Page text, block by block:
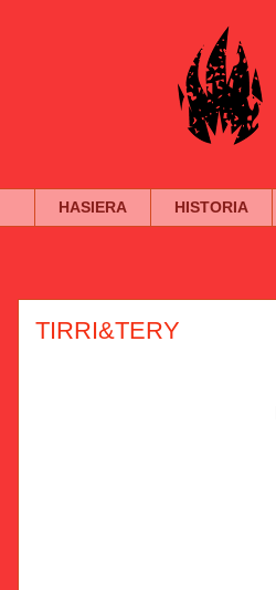
HASIERA HISTORIA
TIRRI&TERY